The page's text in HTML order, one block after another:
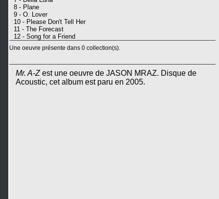
8 - Plane
9 - O. Lover
10 - Please Don't Tell Her
11 - The Forecast
12 - Song for a Friend
Une oeuvre présente dans 0 collection(s).
Mr. A-Zest une oeuvre de JASON MRAZ. Disque de
Acoustic, cet album est paru en 2005.